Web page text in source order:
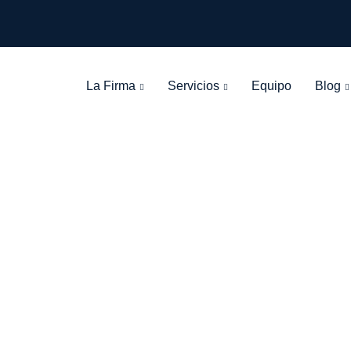
La Firma Servicios Equipo Blog